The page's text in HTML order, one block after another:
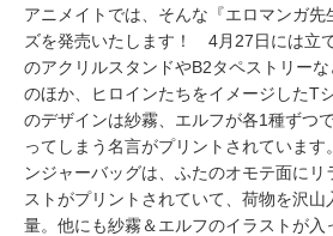
アニメイトでは、そんな『エロマンガ先
ズを発売いたします！ 4月27日には立
のアクリルスタンドやB2タペストリー
のほか、ヒロインたちをイメージしたT
のデザインは紗霧、エルフが各1種ずつ
ってしまう名言がプリントされていま
ンジャーバッグは、ふたのオモテ面にリ
ストがプリントされていて、荷物を沢山
量。他にも紗霧＆エルフのイラストが入